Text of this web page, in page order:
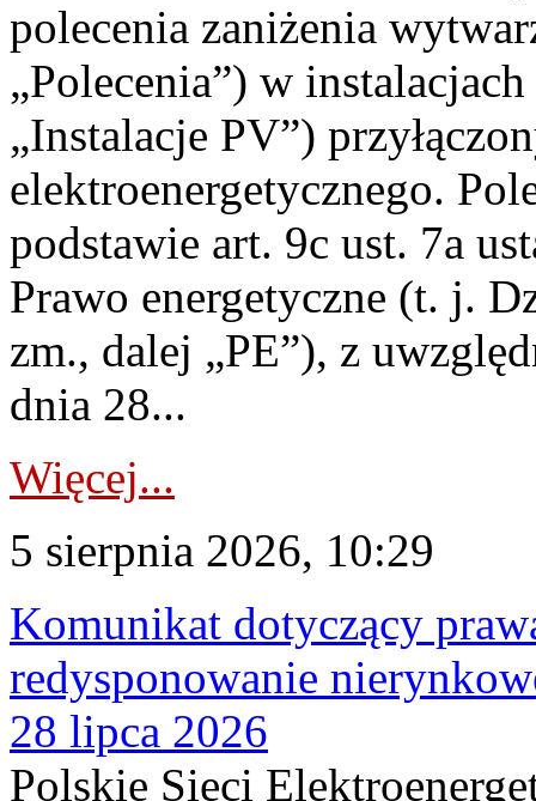
polecenia zaniżenia
„Polecenia”) w
„Instalacje PV”)
elektroenergetycznego.
podstawie art. 9c ust. 7a
Prawo energetyczne (t. j.
zm., dalej „PE”), z
dnia 28...
Więcej...
5 sierpnia 2026, 10:29
Komunikat dotyczący
redysponowanie
28 lipca 2026
Polskie Sieci